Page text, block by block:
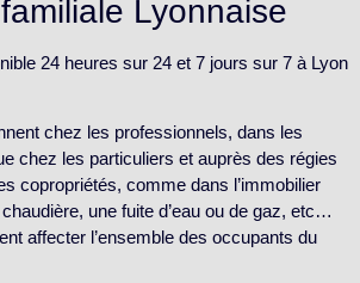
Lyonnaise
24 heures sur 24 et 7 jours sur 7 à Lyon
chez les professionnels, dans les
chez les particuliers et auprès des régies
copropriétés, comme dans l’immobilier
une fuite d’eau ou de gaz, etc…
affecter l’ensemble des occupants du